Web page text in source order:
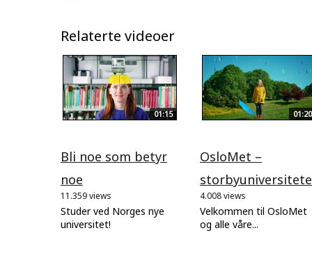
Relaterte videoer
01:15
Bli noe som betyr
noe
11.359 views
Studer ved Norges nye
universitet!
01:20
OsloMet –
4.008 views
Velkommen til OsloMet
og alle våre...